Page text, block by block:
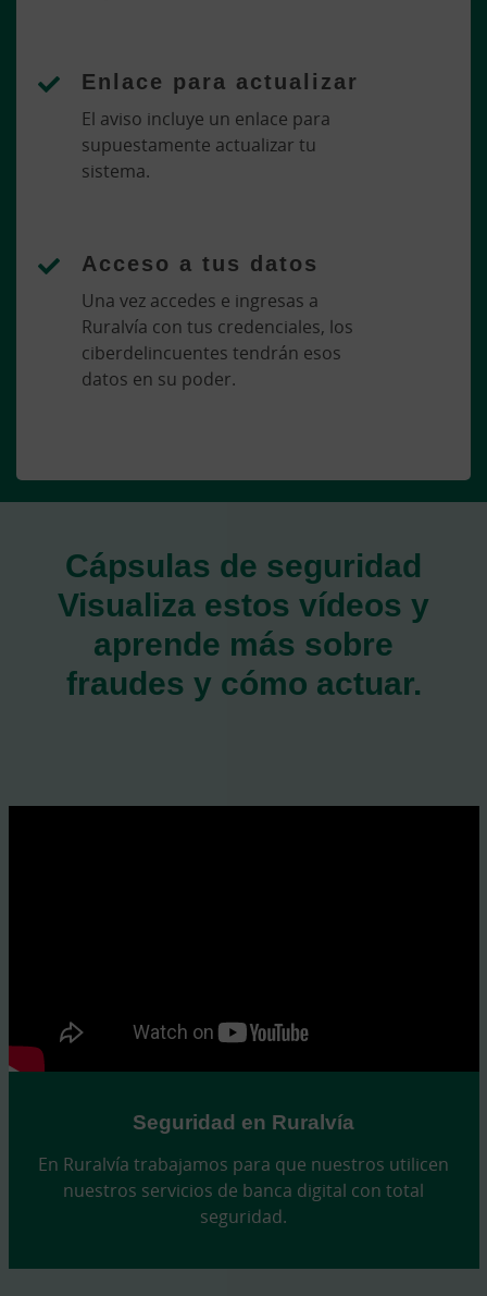
Enlace para actualizar
El aviso incluye un enlace para
supuestamente actualizar tu
sistema.
Acceso a tus datos
Una vez accedes e ingresas a
Ruralvía con tus credenciales, los
ciberdelincuentes tendrán esos
datos en su poder.
Cápsulas de seguridad
Visualiza estos vídeos y
aprende más sobre
fraudes y cómo actuar.
Seguridad en Ruralvía
En Ruralvía trabajamos para que nuestros utilicen
nuestros servicios de banca digital con total
seguridad.